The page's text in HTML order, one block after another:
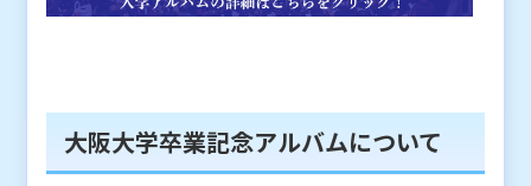
大阪大学卒業記念アルバムについて